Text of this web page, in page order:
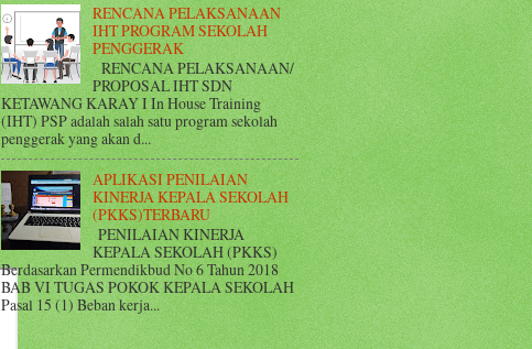
RENCANA PELAKSANAAN
IHT PROGRAM SEKOLAH
PENGGERAK
RENCANA PELAKSANAAN/
PROPOSAL IHT SDN
KETAWANG KARAY I In House Training
(IHT) PSP adalah salah satu program sekolah
penggerak yang akan d...
APLIKASI PENILAIAN
KINERJA KEPALA SEKOLAH
(PKKS)TERBARU
PENILAIAN KINERJA
KEPALA SEKOLAH (PKKS)
Berdasarkan Permendikbud No 6 Tahun 2018
BAB VI TUGAS POKOK KEPALA SEKOLAH
Pasal 15 (1) Beban kerja...